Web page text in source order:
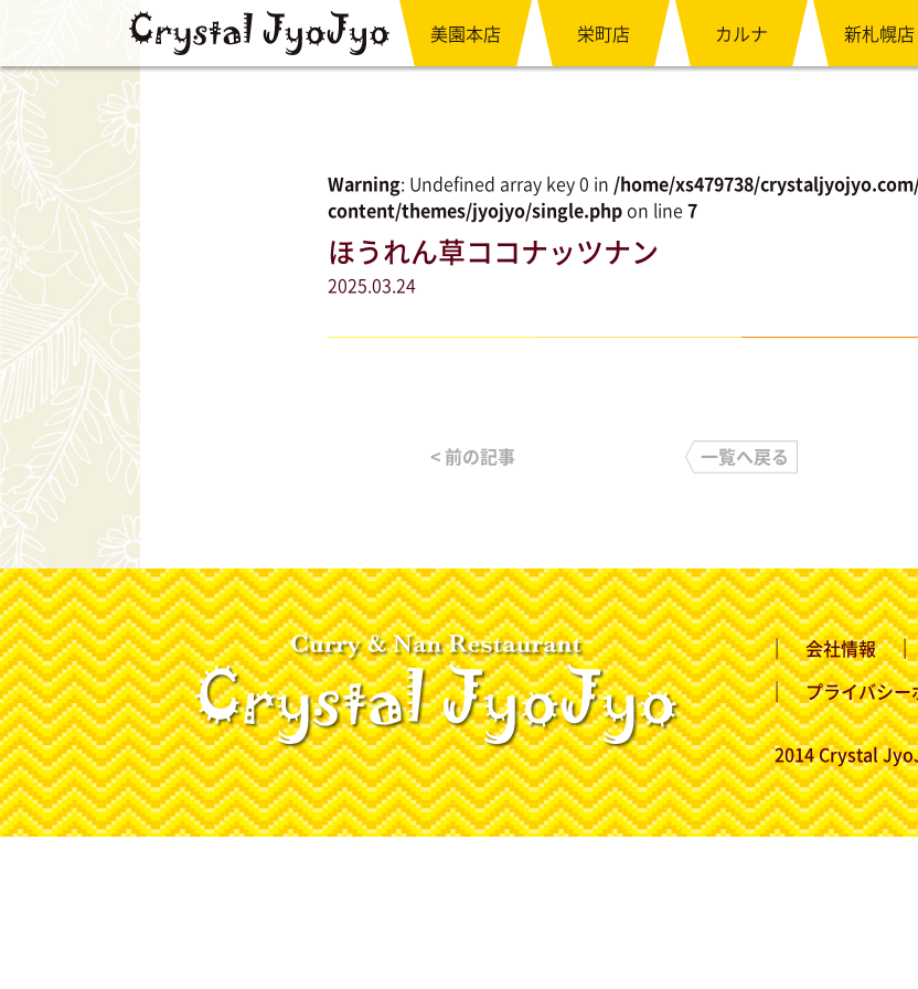
美園本店 栄町店 カルナ 新札幌店
Warning: Undefined array key 0 in /home/xs479738/
content/themes/jyojyo/single.php on line 7
ほうれん草ココナッツナン
2025.03.24
< 前の記事 一覧へ戻る
会社情報
プライバシー
2014 Crystal